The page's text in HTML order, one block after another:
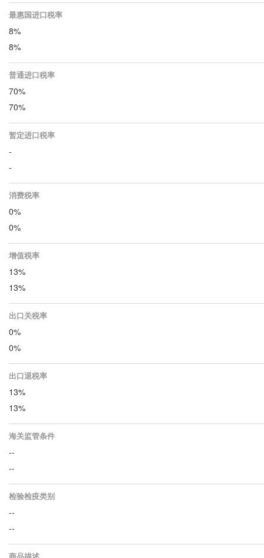
最惠国进口税率
8%
8%
普通进口税率
70%
70%
暂定进口税率
-
-
消费税率
0%
0%
增值税率
13%
13%
出口关税率
0%
0%
出口退税率
13%
13%
海关监管条件
--
--
检验检疫类别
--
--
商品描述